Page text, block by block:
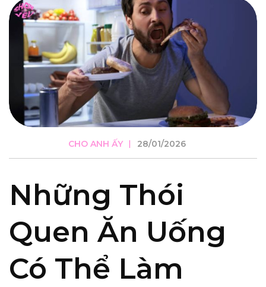
CHO ANH ẤY 28/01/2026
Những Thói
Quen Ăn Uống
Có Thể Làm